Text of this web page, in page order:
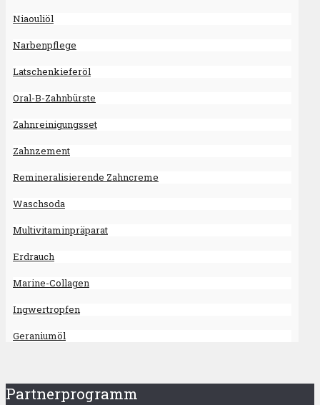
Niaouliöl
Narbenpflege
Latschenkieferöl
Oral-B-Zahnbürste
Zahnreinigungsset
Zahnzement
Remineralisierende Zahncreme
Waschsoda
Multivitaminpräparat
Erdrauch
Marine-Collagen
Ingwertropfen
Geraniumöl
Partnerprogramm